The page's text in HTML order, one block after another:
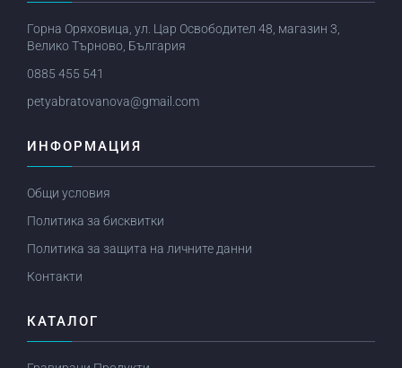
Горна Оряховица, ул. Цар Освободител 48, магазин 3,
Велико Търново, България
0885 455 541
petyabratovanova@gmail.com
ИНФОРМАЦИЯ
Общи условия
Политика за бисквитки
Политика за защита на личните данни
Контакти
КАТАЛОГ